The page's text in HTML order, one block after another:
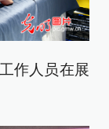
作人员在展